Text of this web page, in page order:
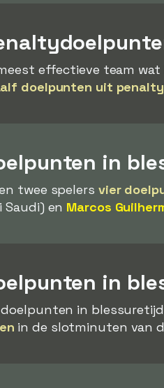
effectieve team
doelpunten uit
in
twee spelers vier
Saudi) en Marcos
in
in
in de slotminuten van